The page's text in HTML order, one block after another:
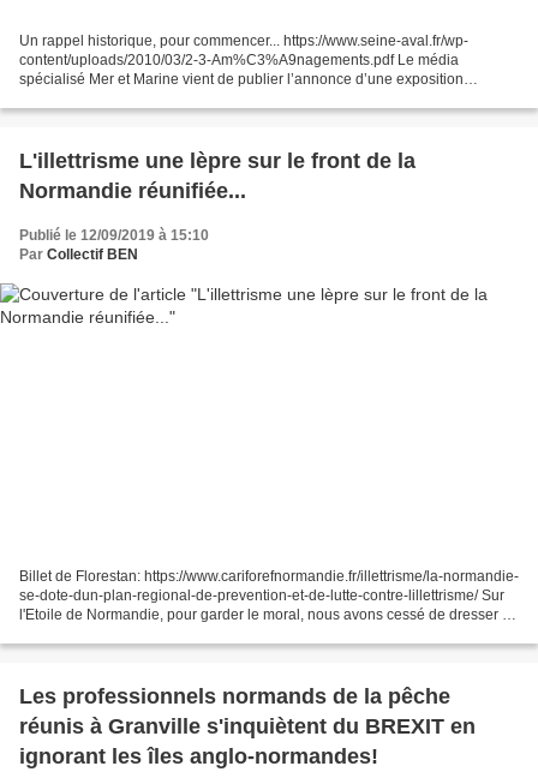
Un rappel historique, pour commencer... https://www.seine-aval.fr/wp-
content/uploads/2010/03/2-3-Am%C3%A9nagements.pdf Le média
spécialisé Mer et Marine vient de publier l’annonce d’une exposition
L'illettrisme une lèpre sur le front de la
Normandie réunifiée...
Publié le 12/09/2019 à 15:10
Par Collectif BEN
Billet de Florestan: https://www.cariforefnormandie.fr/illettrisme/la-normandie-
se-dote-dun-plan-regional-de-prevention-et-de-lutte-contre-lillettrisme/ Sur
l'Etoile de Normandie, pour garder le moral, nous avons cessé de dresser la
Les professionnels normands de la pêche
réunis à Granville s'inquiètent du BREXIT en
ignorant les îles anglo-normandes!